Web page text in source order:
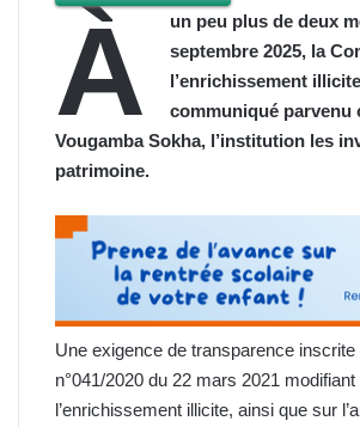
À
un peu plus de deux
septembre 2025, la
l’enrichissement
communiqué parvenu
Vougamba Sokha, l’institution les
patrimoine.
Une exigence de transparence inscrite
n°041/2020 du 22 mars 2021
l’enrichissement illicite, ainsi que sur